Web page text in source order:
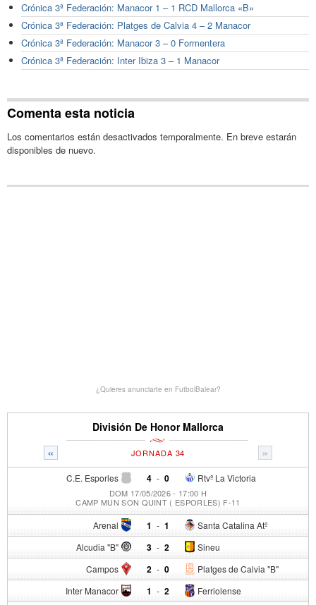
Crónica 3ª Federación: Manacor 1 – 1 RCD Mallorca «B»
Crónica 3ª Federación: Platges de Calvia 4 – 2 Manacor
Crónica 3ª Federación: Manacor 3 – 0 Formentera
Crónica 3ª Federación: Inter Ibiza 3 – 1 Manacor
Comenta esta noticia
Los comentarios están desactivados temporalmente. En breve estarán
disponibles de nuevo.
¿Quieres anunciarte en FutbolBalear?
División De Honor Mallorca
« »
JORNADA 34
C.E. Esporles 4 - Rtvº La Victoria
0
DOM 17/05/2026 - 17:00 H
CAMP MUN SON QUINT ( ESPORLES) F-11
Arenal 1 - Santa Catalina Atº
1
Alcudia "B" 3 - Sineu
2
Campos 2 - Platges de Calvia "B"
0
Inter Manacor 1 - Ferriolense
2